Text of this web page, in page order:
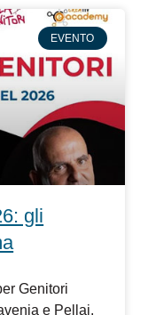
EVENTO
gli
Genitori
e Pellai.